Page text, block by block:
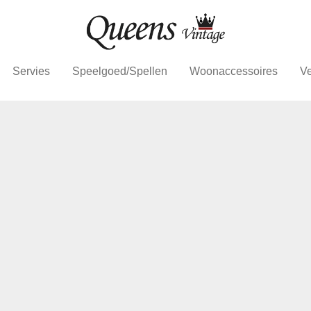
Servies Speelgoed/Spellen Woonaccessoires